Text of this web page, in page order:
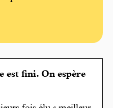
est fini. On espère